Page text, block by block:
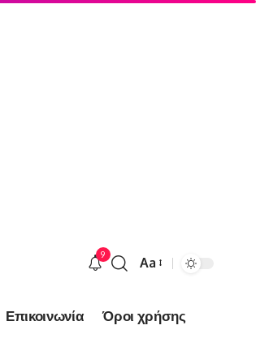
9
Font
Aa
Επικοινωνία Όροι χρήσης